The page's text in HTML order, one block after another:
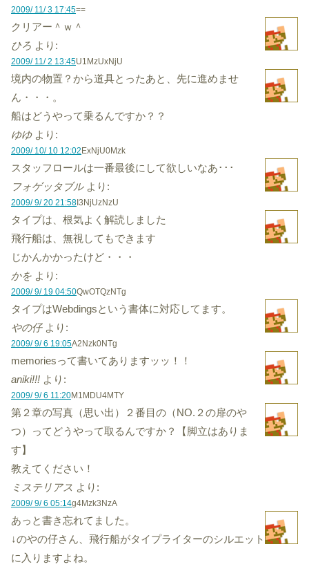
2009/ 11/ 3 17:45==
クリアー＾ｗ＾
ひろ より:
2009/ 11/ 2 13:45U1MzUxNjU
境内の物置？から道具とったあと、先に進めませ
ん・・・。
船はどうやって乗るんですか？？
ゆゆ より:
2009/ 10/ 10 12:02ExNjU0Mzk
スタッフロールは一番最後にして欲しいなあ･･･
フォゲッタブル より:
2009/ 9/ 20 21:58I3NjUzNzU
タイプは、根気よく解読しました
飛行船は、無視してもできます
じかんかかったけど・・・
かを より:
2009/ 9/ 19 04:50QwOTQzNTg
タイプはWebdingsという書体に対応してます。
やの仔 より:
2009/ 9/ 6 19:05A2Nzk0NTg
memoriesって書いてありますッッ！！
aniki!!! より:
2009/ 9/ 6 11:20M1MDU4MTY
第２章の写真（思い出）２番目の（NO.２の扉のや
つ）ってどうやって取るんですか？【脚立はありま
す】
教えてください！
ミステリアス より:
2009/ 9/ 6 05:14g4Mzk3NzA
あっと書き忘れてました。
↓のやの仔さん、飛行船がタイプライターのシルエット
に入りますよね。